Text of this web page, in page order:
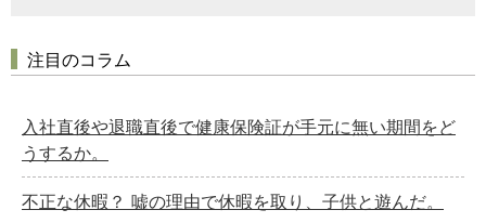
注目のコラム
入社直後や退職直後で健康保険証が手元に無い期間をど
うするか。
不正な休暇？ 嘘の理由で休暇を取り、子供と遊んだ。